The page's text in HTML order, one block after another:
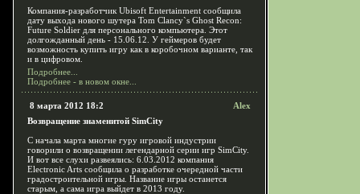
Компания-разработчик Ubisoft Entertainment сообщила
дату выхода нового шутера Tom Clancy`s Ghost Recon:
Future Soldier для персонального компьютера. Этот
долгожданный день - 15.06.12. У геймеров будет
возможность купить игру как в коробочном варианте, так
и в цифровом.
Подробнее...
Подробнее - в новом окне...
8 марта 2012 18:2
Alex
Возвращение знаменитой SimCity
С начала марта многие гуру игровой индустрии
говорили о возвращении легендарной серии игр SimCity.
И вот все слухи развеялись: 6.03.2012 компания
Electronic Arts сообщила о разработке очередной части
градостроительной игры. Название игры останется
старым, а сама игра выйдет в 2013 году.